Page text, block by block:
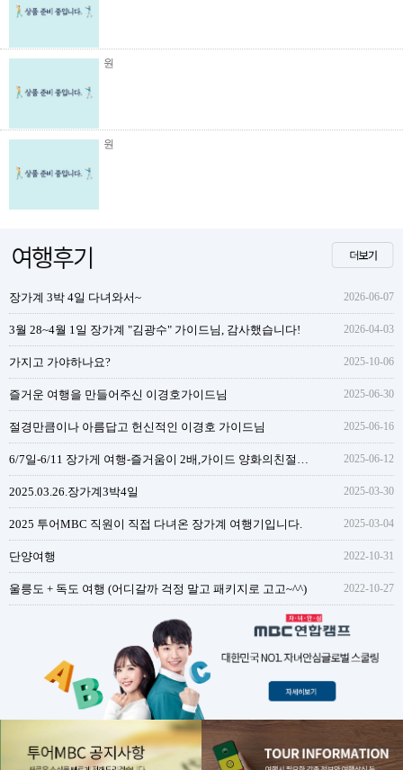
원
원
장가계 3박 4일 다녀와서~ 2026-06-07
3월 28~4월 1일 장가계 "김광수" 가이드님, 감사했습니다! 2026-04-03
가지고 가야하나요? 2025-10-06
즐거운 여행을 만들어주신 이경호가이드님 2025-06-30
절경만큼이나 아름답고 헌신적인 이경호 가이드님 2025-06-16
2025-06-12
2025.03.26.장가계3박4일 2025-03-30
2025 투어MBC 직원이 직접 다녀온 장가계 여행기입니다. 2025-03-04
단양여행 2022-10-31
울릉도 + 독도 여행 (어디갈까 걱정 말고 패키지로 고고~^^) 2022-10-27